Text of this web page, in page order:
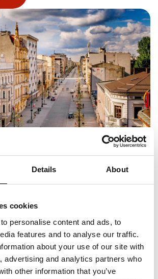
Details About
cookies
personalise content and ads, to
features and to analyse our traffic.
about your use of our site with
advertising and analytics partners who
other information that you’ve
Co warto
gdzie warto pójść?